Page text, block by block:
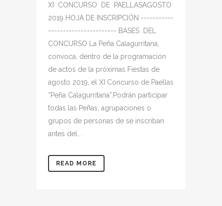
XI CONCURSO DE PAELLASAGOSTO
2019 HOJA DE INSCRIPCIÓN -----------
----------------------- BASES DEL
CONCURSO La Peña Calagurritana,
convoca, dentro de la programación
de actos de la próximas Fiestas de
agosto 2019, el XI Concurso de Paellas
“Peña Calagurritana”.Podrán participar
todas las Peñas, agrupaciones o
grupos de personas de se inscriban
antes del...
READ MORE